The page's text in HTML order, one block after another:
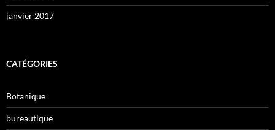
janvier 2017
CATÉGORIES
Botanique
bureautique